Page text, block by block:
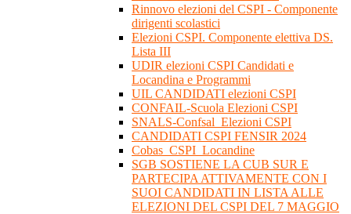
Rinnovo elezioni del CSPI - Componente
dirigenti scolastici
Elezioni CSPI. Componente elettiva DS.
Lista III
UDIR elezioni CSPI Candidati e
Locandina e Programmi
UIL CANDIDATI elezioni CSPI
CONFAIL-Scuola Elezioni CSPI
SNALS-Confsal_Elezioni CSPI
CANDIDATI CSPI FENSIR 2024
Cobas_CSPI_Locandine
SGB SOSTIENE LA CUB SUR E
PARTECIPA ATTIVAMENTE CON I
SUOI CANDIDATI IN LISTA ALLE
ELEZIONI DEL CSPI DEL 7 MAGGIO